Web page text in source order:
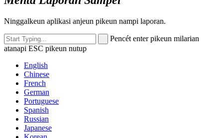
Ninggalkeun aplikasi anjeun pikeun nampi laporan.
Pencét enter pikeun milarian
atanapi ESC pikeun nutup
English
Chinese
French
German
Portuguese
Spanish
Russian
Japanese